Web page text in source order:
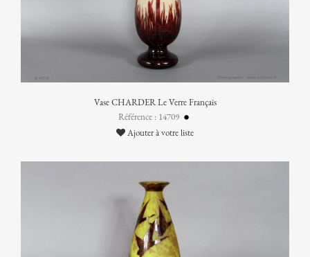
Vase CHARDER Le Verre Français
Référence : 14709
Ajouter à votre liste